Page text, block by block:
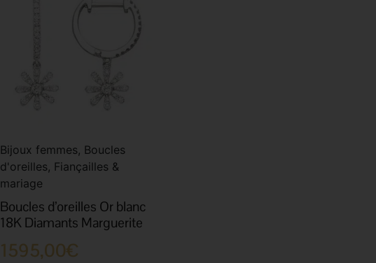
Bijoux femmes, Boucles
d'oreilles, Fiançailles &
mariage
Boucles d’oreilles Or blanc
18K Diamants Marguerite
1595,00€